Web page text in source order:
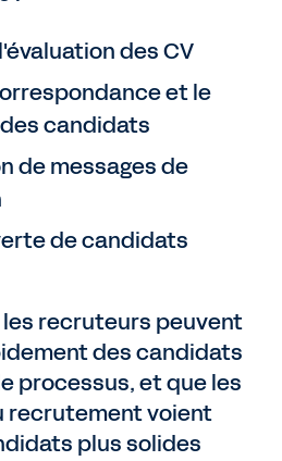
des CV
et le
candidats
de messages de
de candidats
les recruteurs peuvent
des candidats
processus, et que les
recrutement voient
plus solides